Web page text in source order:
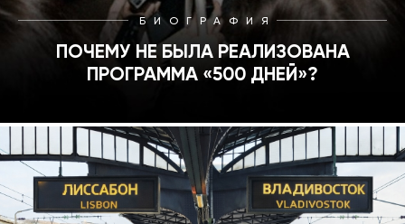
БИОГРАФИЯ
ПОЧЕМУ НЕ БЫЛА РЕАЛИЗОВАНА
ПРОГРАММА «500 ДНЕЙ»?